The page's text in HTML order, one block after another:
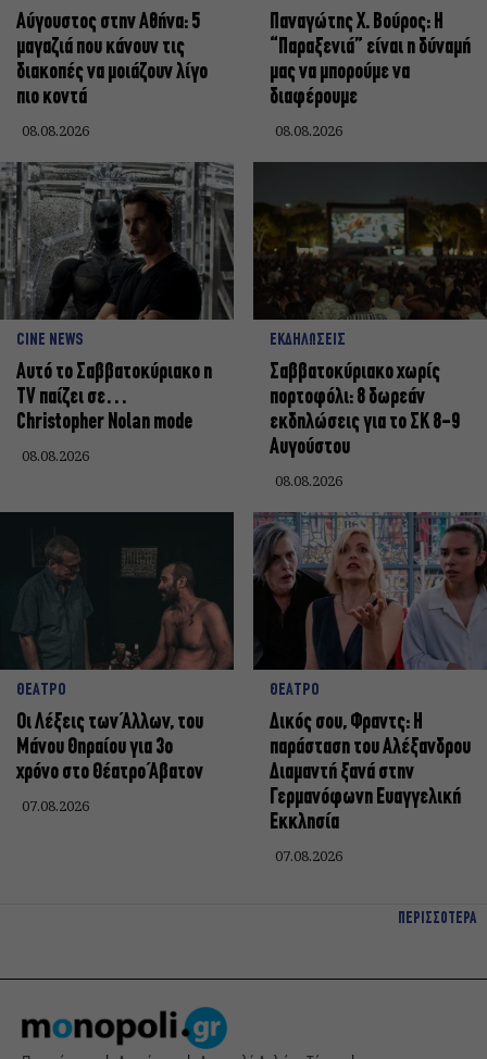
Αύγουστος στην Αθήνα: 5
μαγαζιά που κάνουν τις
διακοπές να μοιάζουν λίγο
πιο κοντά
08.08.2026
Παναγώτης Χ. Βούρος: Η
“Παραξενιά” είναι η δύναμή
μας να μπορούμε να
διαφέρουμε
08.08.2026
CINE NEWS
Αυτό το Σαββατοκύριακο η
TV παίζει σε…
Christopher Nolan mode
08.08.2026
ΕΚΔΗΛΩΣΕΙΣ
Σαββατοκύριακο χωρίς
πορτοφόλι: 8 δωρεάν
εκδηλώσεις για το ΣΚ 8-9
Αυγούστου
08.08.2026
ΘΕΑΤΡΟ
Οι Λέξεις των Άλλων, του
Μάνου Θηραίου για 3ο
χρόνο στο Θέατρο Άβατον
07.08.2026
ΘΕΑΤΡΟ
Δικός σου, Φραντς: Η
παράσταση του Αλέξανδρου
Διαμαντή ξανά στην
Γερμανόφωνη Ευαγγελική
Εκκλησία
07.08.2026
ΠΕΡΙΣΣΟΤΕΡΑ